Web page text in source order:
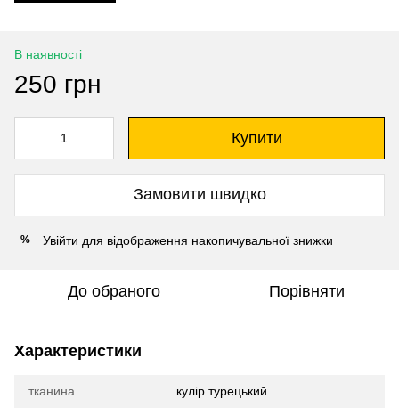
В наявності
250 грн
Купити
Замовити швидко
% Увійти для відображення накопичувальної знижки
До обраного Порівняти
Характеристики
тканина кулір турецький